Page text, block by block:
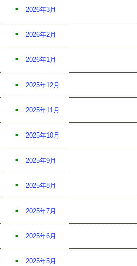
2026年3月
2026年2月
2026年1月
2025年12月
2025年11月
2025年10月
2025年9月
2025年8月
2025年7月
2025年6月
2025年5月